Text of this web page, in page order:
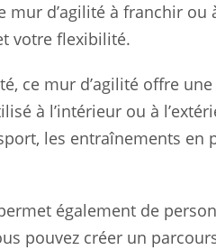
d’agilité à franchir ou
votre flexibilité.
ce mur d’agilité offre
à l’intérieur ou à
les entraînements en
également de
pouvez créer un